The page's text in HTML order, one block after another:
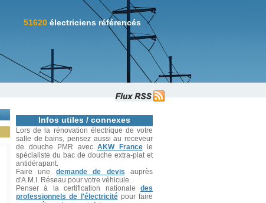
51620 électriciens référencés
Infos utiles / connexes
Lors de la rénovation électrique de votre
salle de bains, pensez aussi au receveur
de douche PMR avec AKW Francele
spécialiste du bac de douche extra-plat et
antidérapant.
Faire une demande de devis auprès
d'A.M.I. Réseau pour votre véhicule.
Penser à la certification nationale des
professionnels de l'électricitépour faire